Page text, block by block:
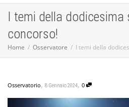
I temi della dodicesima
concorso!
Home Osservatore I temi della
Osservatorio, 8 Gennaio 2024, 0